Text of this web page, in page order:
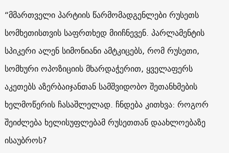
“მმართველი პარტიის წარმომადგენლები რუსეთს
სომხეთისთვის საფრთხედ მიიჩნევენ. პარლამენტის
სპიკერი ალენ სიმონიანი ამტკიცებს, რომ რუსეთი,
სომხური ოპოზიციის მხარდაჭერით, ყველაფერს
აკეთებს აზერბაიჯანთან სამშვიდობო შეთანხმების
ხელმოწერის ჩასაშლელად. ჩნდება კითხვა: როგორ
შეიძლება ხელისუფლებამ რუსეთთან დაახლოებაზე
ისაუბროს?